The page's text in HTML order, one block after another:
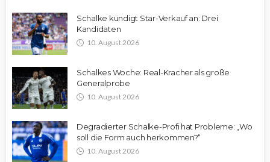
Schalke kündigt Star-Verkauf an: Drei
Kandidaten
10. August 2026
Schalkes Woche: Real-Kracher als große
Generalprobe
10. August 2026
Degradierter Schalke-Profi hat Probleme: „Wo
soll die Form auch herkommen?“
10. August 2026